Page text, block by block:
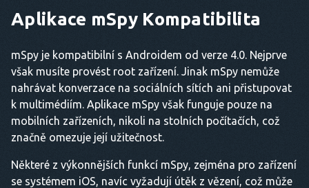
Aplikace mSpyKompatibilita
mSpy je kompatibilní s Androidem od verze 4.0. Nejprve
však musíte provést root zařízení. Jinak mSpy nemůže
nahrávat konverzace na sociálních sítích ani přistupovat
k multimédiím. Aplikace mSpy však funguje pouze na
mobilních zařízeních, nikoli na stolních počítačích, což
značně omezuje její užitečnost.
Některé z výkonnějších funkcí mSpy, zejména pro zařízení
se systémem iOS, navíc vyžadují útěk z vězení, což může